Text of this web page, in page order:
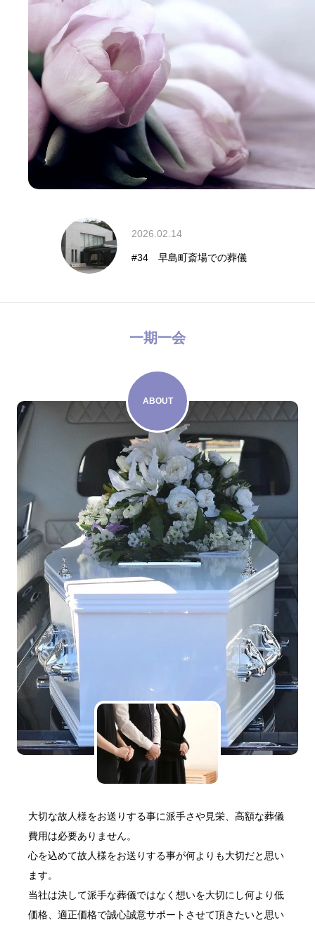
2026.02.14
#34 早島町斎場での葬儀
一期一会
ABOUT
大切な故人様をお送りする事に派手さや見栄、高額な葬儀
費用は必要ありません。
心を込めて故人様をお送りする事が何よりも大切だと思い
ます。
当社は決して派手な葬儀ではなく想いを大切にし何より低
価格、適正価格で誠心誠意サポートさせて頂きたいと思い